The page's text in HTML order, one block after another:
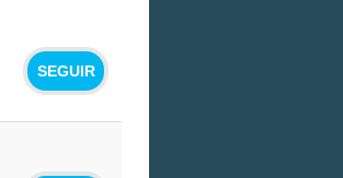
SEGUIR